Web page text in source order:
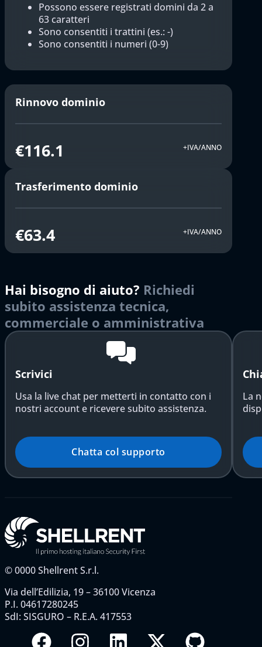
Possono essere registrati domini da 2 a
63 caratteri
Sono consentiti i trattini (es.: -)
Sono consentiti i numeri (0-9)
Rinnovo dominio
€116.1 +IVA/ANNO
Trasferimento dominio
€63.4 +IVA/ANNO
Hai bisogno di aiuto? Richiedi
subito assistenza tecnica,
commerciale o amministrativa
Scrivici
Usa la live chat per metterti in contatto con i
nostri account e ricevere subito assistenza.
Chatta col supporto
La
©0000Shellrent S.r.l.
Via dell’Edilizia, 19 – 36100 Vicenza
P.I. 04617280245
SdI: SISGURO – R.E.A. 417553